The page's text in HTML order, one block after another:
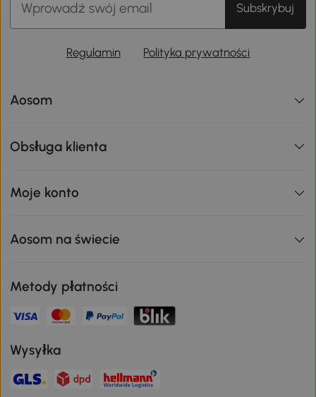
Subskrybuj
Regulamin Polityka prywatności
Aosom
Obsługa klienta
Moje konto
Aosom na świecie
Metody płatności
Wysyłka